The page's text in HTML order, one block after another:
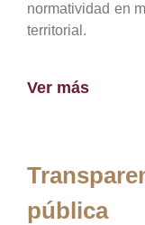
normatividad en
territorial.
Ver más
pública